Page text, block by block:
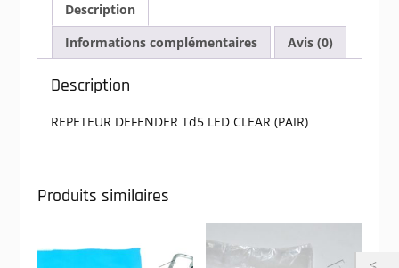
Description
Informations complémentaires
Avis (0)
Description
REPETEUR DEFENDER Td5 LED CLEAR (PAIR)
Produits similaires